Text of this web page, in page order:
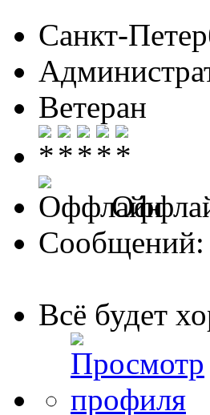
Санкт-
Ветеран
Сообщений:
Всё будет